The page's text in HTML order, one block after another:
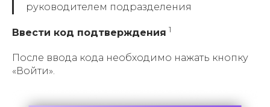
руководителем подразделения
Ввести код подтверждения 1
После ввода кода необходимо нажать кнопку
«Войти».